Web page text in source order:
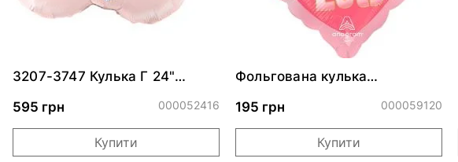
3207-3747 Кулька Г 24"
595 грн
000052416
Купити
Фольгована кулька
обіймами"
195 грн 000059120
Купити